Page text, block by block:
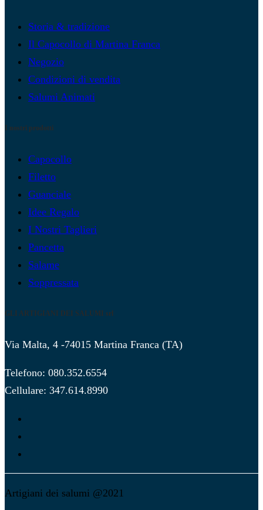
Storia & tradizione
Il Capocollo di Martina Franca
Negozio
Condizioni di vendita
Salumi Animati
I nostri prodotti
Capocollo
Filetto
Guanciale
Idee Regalo
I Nostri Taglieri
Pancetta
Salame
Soppressata
GLI ARTIGIANI DEI SALUMI srl
Via Malta, 4 -74015 Martina Franca (TA)
Telefono: 080.352.6554
Cellulare: 347.614.8990
Artigiani dei salumi @2021